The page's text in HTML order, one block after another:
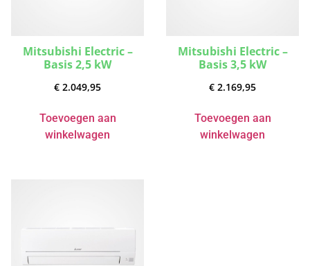
Mitsubishi Electric –
Basis 2,5 kW
€ 2.049,95
Toevoegen aan
winkelwagen
Mitsubishi Electric –
Basis 3,5 kW
€ 2.169,95
Toevoegen aan
winkelwagen